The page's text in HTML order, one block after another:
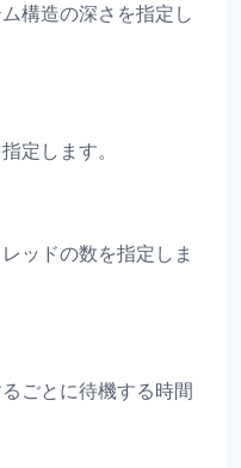
構造の深さを指定し
定します。
ッドの数を指定しま
ごとに待機する時間